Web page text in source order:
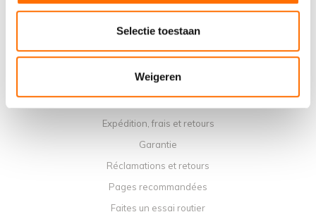
Selectie toestaan
Weigeren
Vidéos d'instruction
Termes et conditions
Politique de confidentialité
Expédition, frais et retours
Garantie
Réclamations et retours
Pages recommandées
Faites un essai routier